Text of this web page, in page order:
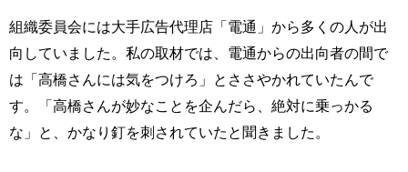
組織委員会には大手広告代理店「電通」から多くの人が出
向していました。私の取材では、電通からの出向者の間で
は「高橋さんには気をつけろ」とささやかれていたんで
す。「高橋さんが妙なことを企んだら、絶対に乗っかる
な」と、かなり釘を刺されていたと聞きました。